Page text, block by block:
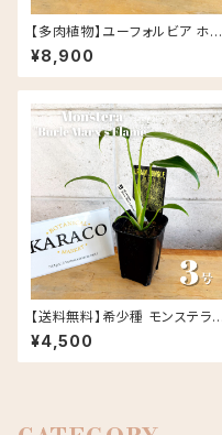
【多肉植物】ユーフォルビア ホリ
ダ PLUS the green FIKA PO
T セサミラテ
¥8,900
【送料無料】希少種 モンステラ
バールマルクスフレイム 3号 Ur
ban Jungle
¥4,500